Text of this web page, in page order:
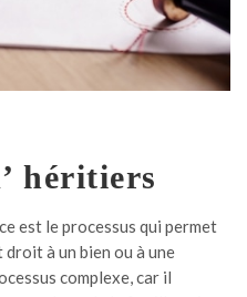
héritiers
est le processus qui permet
à un bien ou à une
complexe, car il